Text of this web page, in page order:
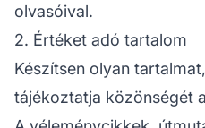
olvasóival.
2. Értéket adó tartalom
Készítsen olyan
tájékoztatja közönségét